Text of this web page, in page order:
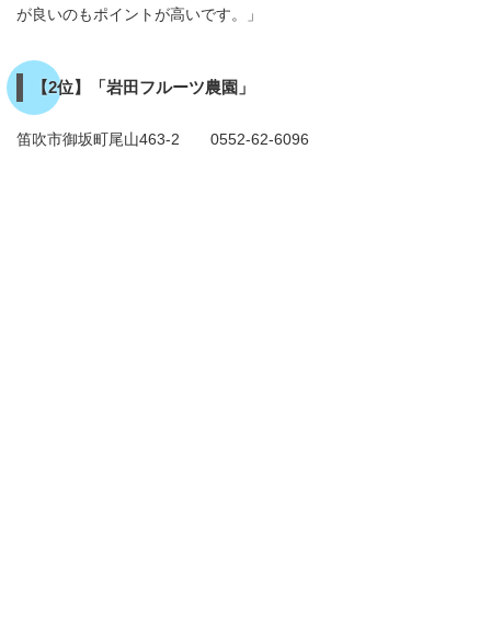
が良いのもポイントが高いです。」
【2位】「岩田フルーツ農園」
笛吹市御坂町尾山463-2 0552-62-6096